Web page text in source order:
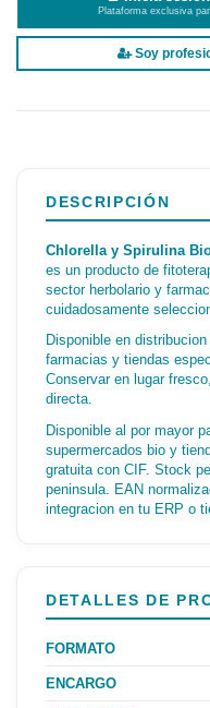
Plataforma exclusiva
Soy
DESCRIPCIÓN
Chlorella y Spirulina
es un producto de
sector herbolario y
cuidadosamente
Disponible en
farmacias y tiendas
Conservar en lugar
directa.
Disponible al por mayor
supermercados bio y
gratuita con CIF. Stock
peninsula. EAN
integracion en tu ERP o
DETALLES DE
FORMATO
ENCARGO